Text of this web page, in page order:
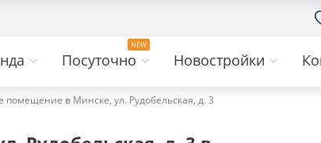
Посуточно Новостройки
помещение в Минске, ул. Рудобельская, д. 3